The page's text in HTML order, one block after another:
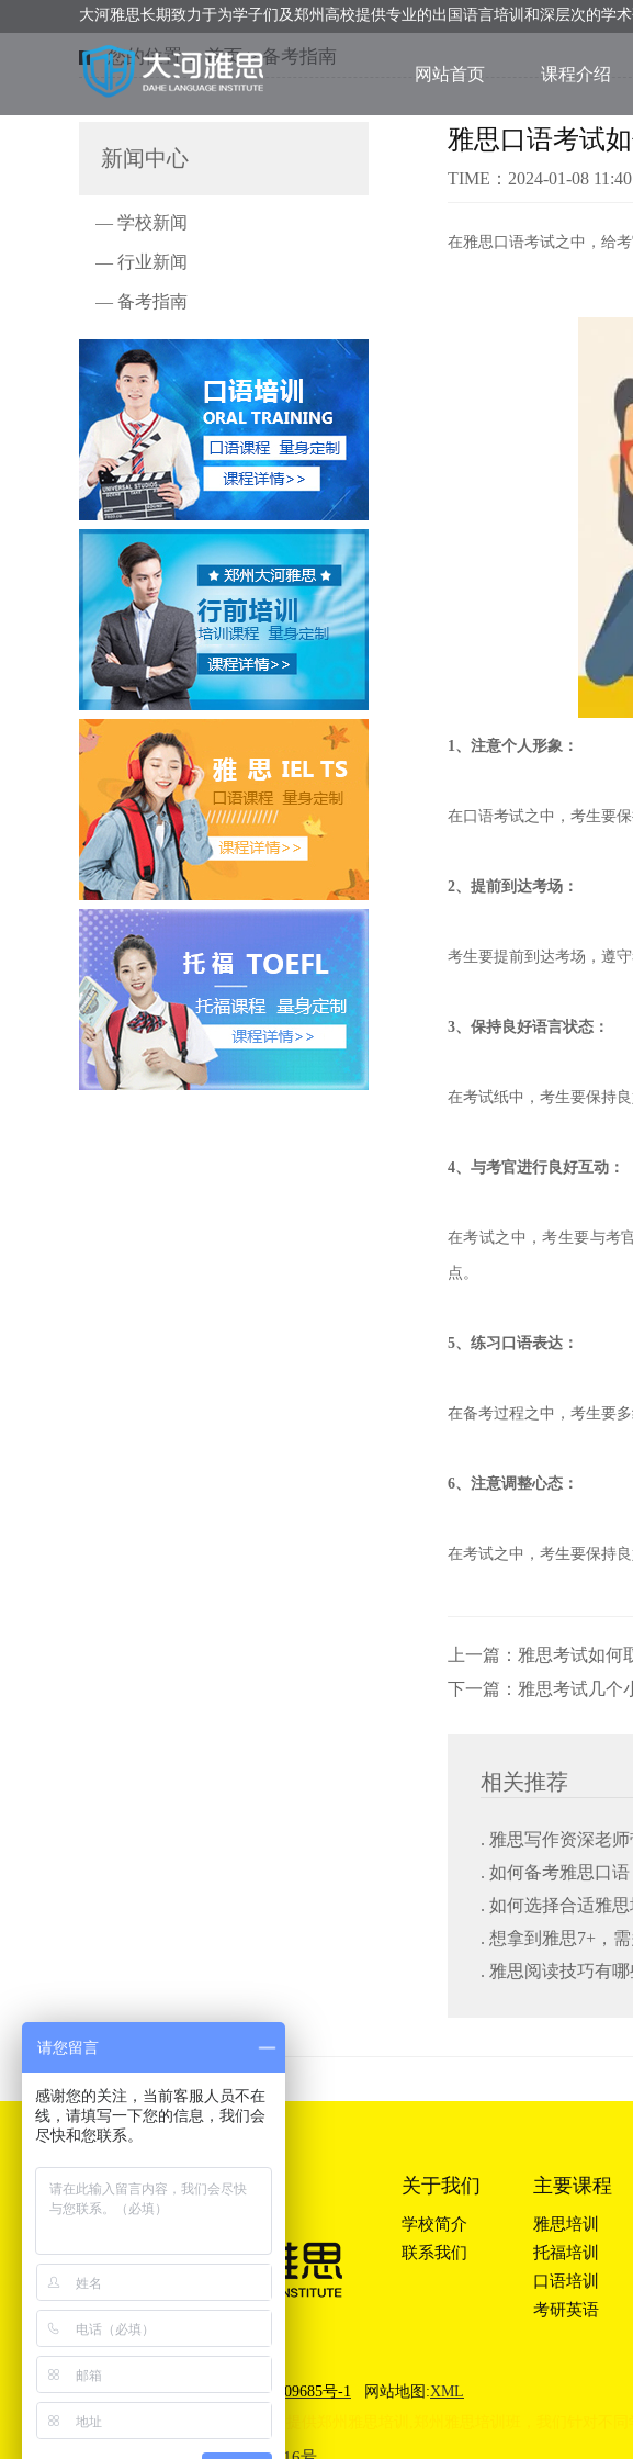
大河雅思长期致力于为学子们及郑州高校提供专业的出国语言培训和深层次的学
网站首页 课程介绍
您的位置：首页>备考指南
新闻中心
— 学校新闻
— 行业新闻
— 备考指南
雅思口语考试
TIME：2024-01-08
在雅思口语考试之中，给
1、注意个人形象：
在口语考试之中，考生要
2、提前到达考场：
考生要提前到达考场，遵
3、保持良好语言状态：
在考试纸中，考生要保持
4、与考官进行良好互动：
在考试之中，考生要与考
点。
5、练习口语表达：
在备考过程之中，考生要
6、注意调整心态：
在考试之中，考生要保持
上一篇： 雅思考试如何
下一篇： 雅思考试几个
相关推荐
. 雅思写作资深老
. 如何备考雅思口语
. 如何选择合适雅
. 想拿到雅思7+，
. 雅思阅读技巧有哪
关于我们
学校简介
联系我们
主要课程
雅思培训
托福培训
口语培训
考研英语
郑州雅思培训机构 豫ICP备13009685号-1 网站地图:XML
郑州大河雅思(IELTS)培训学校提供
请您留言
感谢您的关注，当前客服人员不在
线，请填写一下您的信息，我们会
尽快和您联系。